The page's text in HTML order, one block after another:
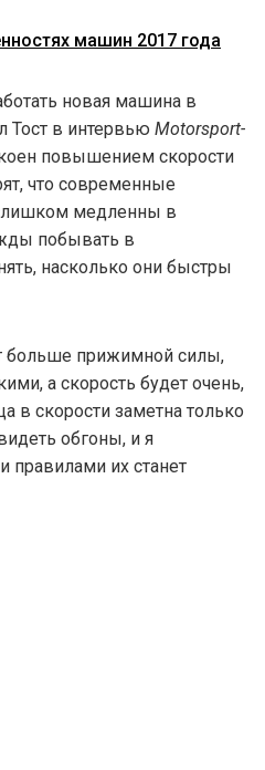
машин 2017 года
новая машина в
Тост в интервью Motorsport-
повышением скорости
что современные
медленны в
побывать в
насколько они быстры
больше прижимной силы,
а скорость будет очень,
в скорости заметна только
обгоны, и я
правилами их станет